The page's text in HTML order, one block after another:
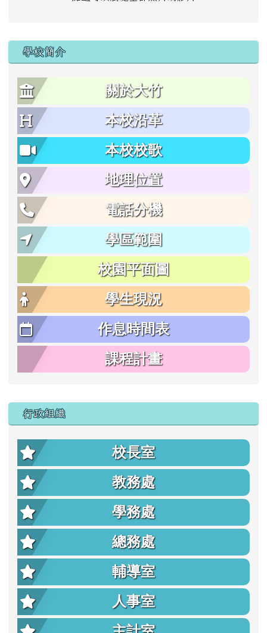
學校簡介
關於大竹
本校沿革
本校校歌
地理位置
電話分機
學區範圍
校園平面圖
學生現況
作息時間表
課程計畫
行政組織
校長室
教務處
學務處
總務處
輔導室
人事室